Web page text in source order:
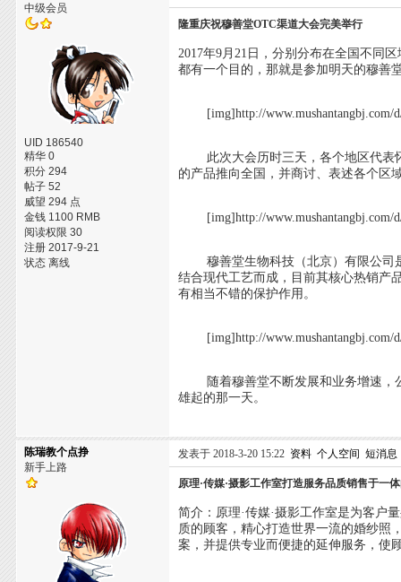
中级会员
UID 186540
精华 0
积分 294
帖子 52
威望 294 点
金钱 1100 RMB
阅读权限 30
注册 2017-9-21
状态 离线
隆重庆祝穆善堂OTC渠道大会完美举行
2017年9月21日，分别分布在全国不同
都有一个目的，那就是参加明天的穆善
[img]http://www.mushantangbj.com/d/
此次大会历时三天，各个地区代表怀
的产品推向全国，并商讨、表述各个区
[img]http://www.mushantangbj.com/d/
穆善堂生物科技（北京）有限公司是
结合现代工艺而成，目前其核心热销
有相当不错的保护作用。
[img]http://www.mushantangbj.com/d/
随着穆善堂不断发展和业务增速，公
雄起的那一天。
陈瑞教个点挣
新手上路
发表于 2018-3-20 15:22 资料 个人空间 短消息
原理·传媒·摄影工作室打造服务品质销售于一
简介：原理·传媒·摄影工作室是为客户
质的顾客，精心打造世界一流的婚纱照
案，并提供专业而便捷的延伸服务，使